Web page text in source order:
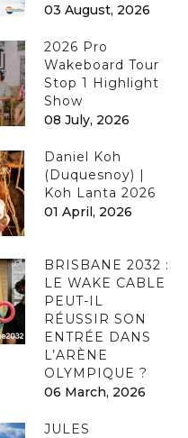
03 August, 2026
2026 Pro
Wakeboard Tour
Stop 1 Highlight
Show
08 July, 2026
Daniel Koh
(Duquesnoy) |
Koh Lanta 2026
01 April, 2026
BRISBANE 2032 :
LE WAKE CABLE
PEUT-IL
RÉUSSIR SON
ENTRÉE DANS
L’ARÈNE
OLYMPIQUE ?
06 March, 2026
JULES